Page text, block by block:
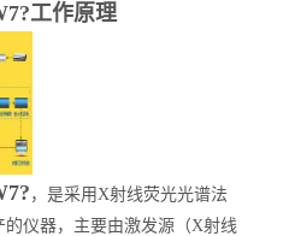
工作原理
，是采用X射线荧光光谱法
的仪器，主要由激发源（X射线